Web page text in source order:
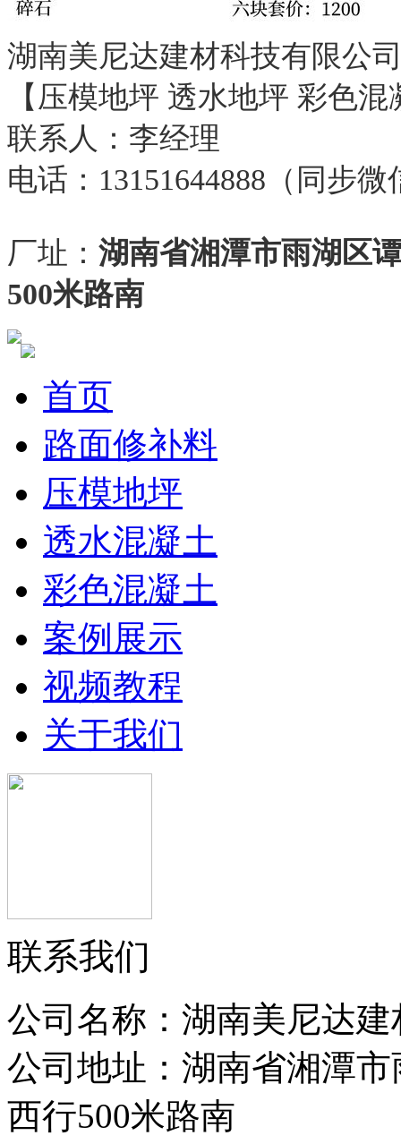
湖南美尼达建材科技有限公
【压模地坪 透水地坪 彩色
联系人：李经理
电话：13151644888（同步微
厂址： 湖南省湘潭市雨湖区
500米路南
首页
路面修补料
压模地坪
透水混凝土
彩色混凝土
案例展示
视频教程
关于我们
联系我们
公司名称：湖南美尼达
公司地址：湖南省湘潭
西行500米路南